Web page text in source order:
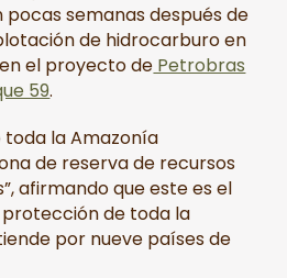
pocas semanas después de
de hidrocarburo en
el proyecto de Petrobras
59.
toda la Amazonía
de reserva de recursos
afirmando que este es el
de toda la
por nueve países de